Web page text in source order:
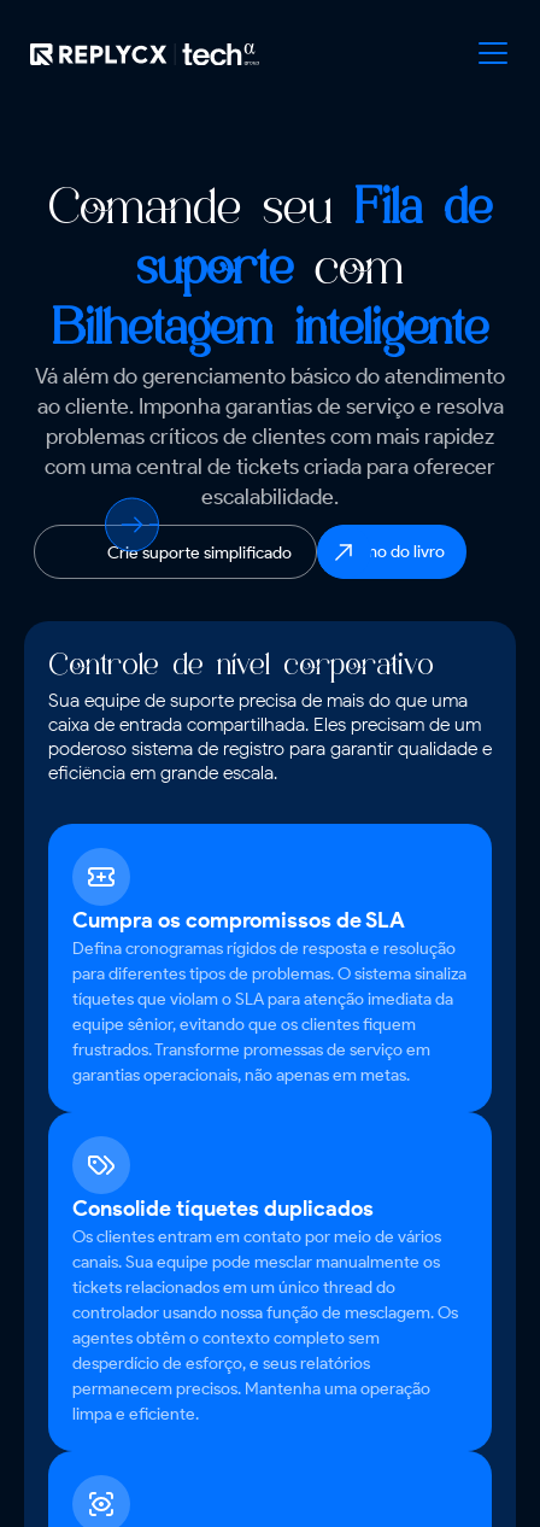
Comande seu Fila de
suportecom
Bilhetagem inteligente
Vá além do gerenciamento básico do atendimento
ao cliente. Imponha garantias de serviço e resolva
problemas críticos de clientes com mais rapidez
com uma central de tickets criada para oferecer
escalabilidade.
Crie suporte simplificado Demo do livro
Controle de nível corporativo
Sua equipe de suporte precisa de mais do que uma
caixa de entrada compartilhada. Eles precisam de um
poderoso sistema de registro para garantir qualidade e
eficiência em grande escala.
Cumpra os compromissos de SLA
Defina cronogramas rígidos de resposta e resolução
para diferentes tipos de problemas. O sistema sinaliza
tíquetes que violam o SLA para atenção imediata da
equipe sênior, evitando que os clientes fiquem
frustrados. Transforme promessas de serviço em
garantias operacionais, não apenas em metas.
Consolide tíquetes duplicados
Os clientes entram em contato por meio de vários
canais. Sua equipe pode mesclar manualmente os
tickets relacionados em um único thread do
controlador usando nossa função de mesclagem. Os
agentes obtêm o contexto completo sem
desperdício de esforço, e seus relatórios
permanecem precisos. Mantenha uma operação
limpa e eficiente.